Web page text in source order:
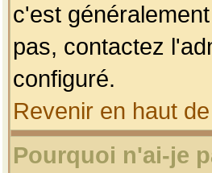
c'est
pas, contactez
configuré.
Revenir en haut
Pourquoi n'ai-je